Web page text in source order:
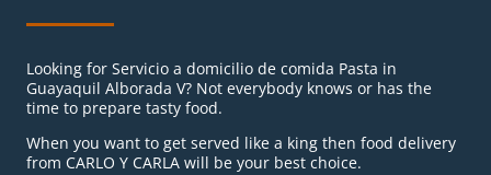
Looking for Servicio a domicilio de comida Pasta in
Guayaquil Alborada V? Not everybody knows or has the
time to prepare tasty food.
When you want to get served like a king then food delivery
from CARLO Y CARLA will be your best choice.